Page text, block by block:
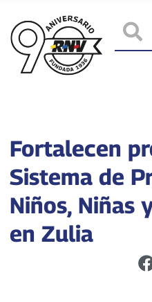
Fortalecen
Sistema de
Niños, Niñas
en Zulia